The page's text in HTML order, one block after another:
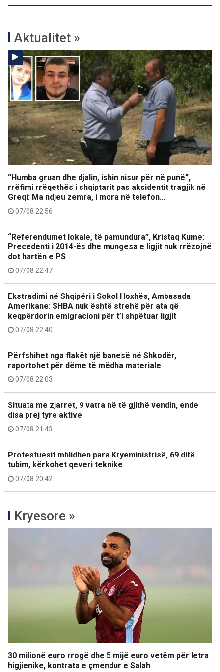
Aktualitet »
“Humba gruan dhe djalin, ishin nisur për në punë”,
rrëfimi rrëqethës i shqiptarit pas aksidentit tragjik në
Greqi: Ma ndjeu zemra, i mora në telefon…
07/08 22:56
“Referendumet lokale, të pamundura”, Kristaq Kume:
Precedenti i 2014-ës dhe mungesa e ligjit nuk rrëzojnë
dot hartën e PS
07/08 22:47
Ekstradimi në Shqipëri i Sokol Hoxhës, Ambasada
Amerikane: SHBA nuk është strehë për ata që
keqpërdorin emigracioni për t’i shpëtuar ligjit
07/08 22:40
Përfshihet nga flakët një banesë në Shkodër,
raportohet për dëme të mëdha materiale
07/08 22:03
Situata me zjarret, 9 vatra në të gjithë vendin, ende
disa prej tyre aktive
07/08 21:43
Protestuesit mblidhen para Kryeministrisë, 69 ditë
tubim, kërkohet qeveri teknike
07/08 20:42
Kryesore »
30 milionë euro rrogë dhe 5 mijë euro vetëm për letra
higjienike, kontrata e çmendur e Salah